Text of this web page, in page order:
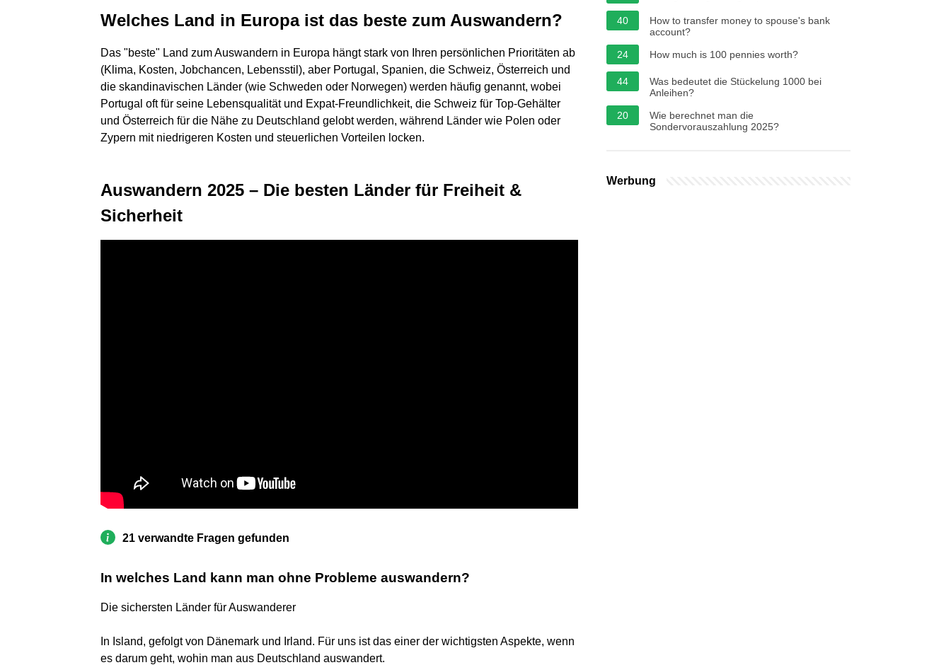
Welches Land in Europa ist das beste zum Auswandern?
Das "beste" Land zum Auswandern in Europa hängt stark von Ihren persönlichen Prioritäten ab
(Klima, Kosten, Jobchancen, Lebensstil), aber Portugal, Spanien, die Schweiz, Österreich und
die skandinavischen Länder (wie Schweden oder Norwegen) werden häufig genannt, wobei
Portugal oft für seine Lebensqualität und Expat-Freundlichkeit, die Schweiz für Top-Gehälter
und Österreich für die Nähe zu Deutschland gelobt werden, während Länder wie Polen oder
Zypern mit niedrigeren Kosten und steuerlichen Vorteilen locken.
Auswandern 2025 – Die besten Länder für Freiheit &
Sicherheit
21 verwandte Fragen gefunden
In welches Land kann man ohne Probleme auswandern?
Die sichersten Länder für Auswanderer
In Island, gefolgt von Dänemark und Irland. Für uns ist das einer der wichtigsten Aspekte, wenn
es darum geht, wohin man aus Deutschland auswandert.
40
How to transfer money to spouse's bank
account?
24
How much is 100 pennies worth?
44
Was bedeutet die Stückelung 1000 bei
Anleihen?
20
Wie berechnet man die
Sondervorauszahlung 2025?
Werbung